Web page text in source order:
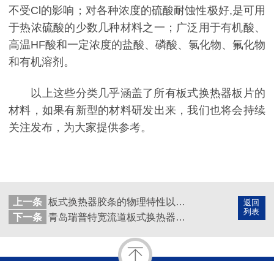
不受Cl的影响；对各种浓度的硫酸耐蚀性极好,是可用
于热浓硫酸的少数几种材料之一；广泛用于有机酸、
高温HF酸和一定浓度的盐酸、磷酸、氯化物、氟化物
和有机溶剂。
以上这些分类几乎涵盖了所有板式换热器板片的
材料，如果有新型的材料研发出来，我们也将会持续
关注发布，为大家提供参考。
返回
列表
上一条
板式换热器胶条的物理特性以及发展动向
下一条
青岛瑞普特宽流道板式换热器加工定制